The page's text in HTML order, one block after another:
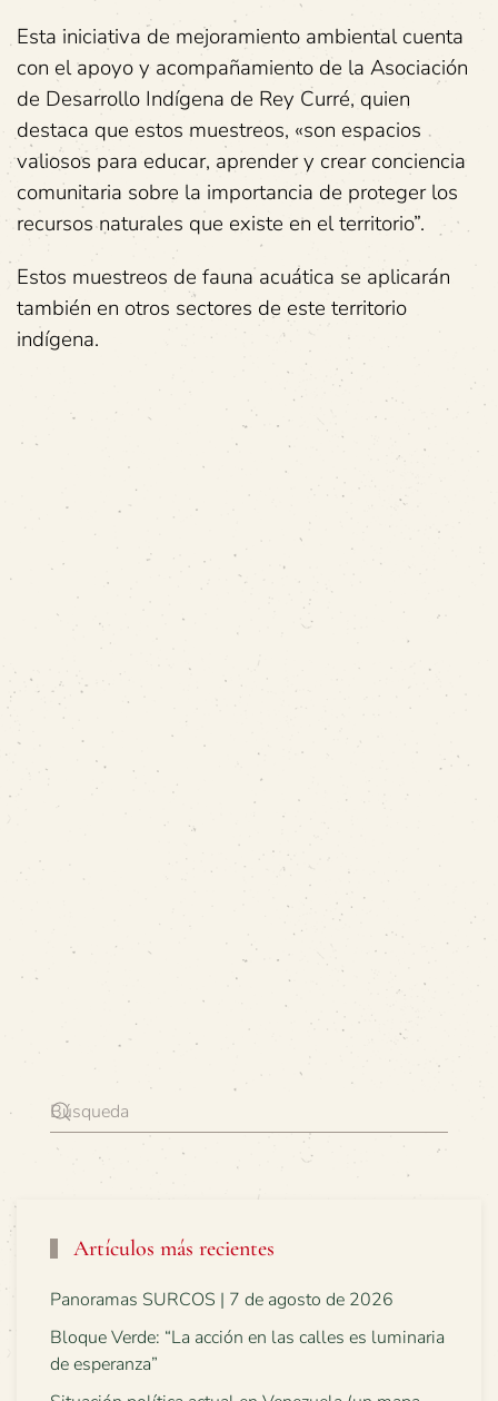
Esta iniciativa de mejoramiento ambiental cuenta
con el apoyo y acompañamiento de la Asociación
de Desarrollo Indígena de Rey Curré, quien
destaca que estos muestreos, «son espacios
valiosos para educar, aprender y crear conciencia
comunitaria sobre la importancia de proteger los
recursos naturales que existe en el territorio”.
Estos muestreos de fauna acuática se aplicarán
también en otros sectores de este territorio
indígena.
Artículos más recientes
Panoramas SURCOS | 7 de agosto de 2026
Bloque Verde: “La acción en las calles es luminaria
de esperanza”